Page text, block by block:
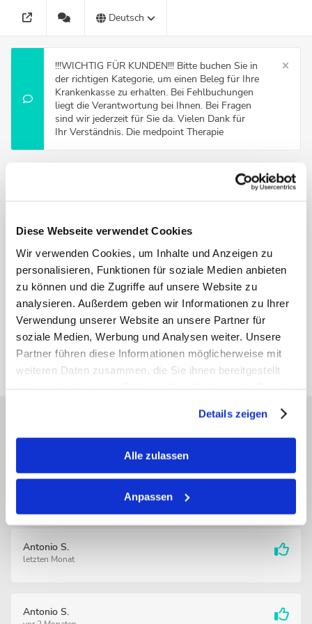
Diese Webseite verwendet Cookies
Wir verwenden Cookies, um Inhalte und Anzeigen zu
personalisieren, Funktionen für soziale Medien anbieten
zu können und die Zugriffe auf unsere Website zu
analysieren. Außerdem geben wir Informationen zu Ihrer
Verwendung unserer Website an unsere Partner für
soziale Medien, Werbung und Analysen weiter. Unsere
Partner führen diese Informationen möglicherweise mit
weiteren Daten zusammen, die Sie ihnen bereitgestellt
Details zeigen
Alle zulassen
Anpassen
Deutsch
!!!WICHTIG FÜR KUNDEN!!! Bitte buchen Sie in
der richtigen Kategorie, um einen Beleg für Ihre
Krankenkasse zu erhalten. Bei Fehlbuchungen
liegt die Verantwortung bei Ihnen. Bei Fragen
sind wir jederzeit für Sie da. Vielen Dank für
Ihr Verständnis. Die medpoint Therapie
Krankenkasse CSS
Krankenkasse Helsana (Completa Extra / Completa Plus)
Krankenkasse Helsana (Top, Completa, Omnia, Sana)
Alle anderen Krankenkassen
Bewertungen (175) alle anzeigen
Eveline S.
Antonio S.
letzten Monat
Antonio S.